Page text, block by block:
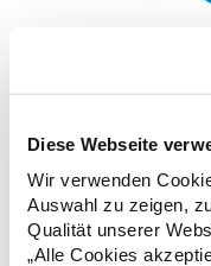
Diese Webseite
Wir verwenden
Auswahl zu zeigen,
Qualität unserer
„Alle Cookies
TJ580N Tee Jays
Einlaufvorbehandelt Doppelnähte Modisch geschnitten
g/
Produktsicherheit:
16 9230 Svenstrup J
* Preise inkl. gesetzlicher